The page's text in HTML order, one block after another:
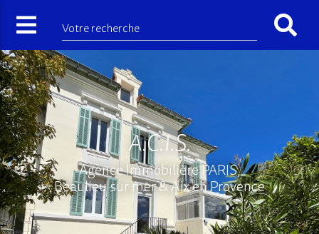
Votre recherche
A.C.I.S.
Agence Immobilière PARIS,
Beaulieu sur mer & Aix en Provence